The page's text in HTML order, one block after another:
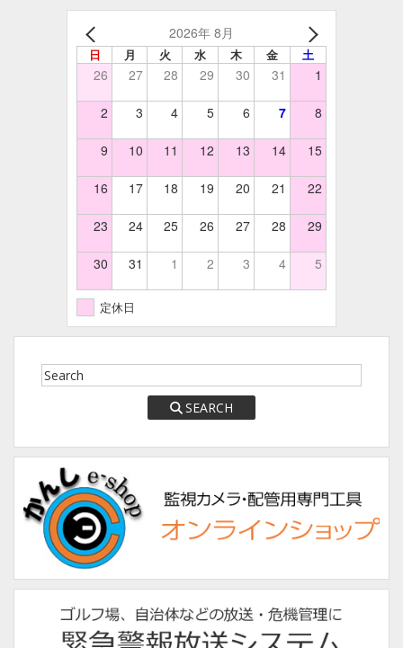
2026年 8月
日 月 火 水 木 金 土
26 27 28 29 30 31 1
2 3 4 5 6 7 8
9 10 11 12 13 14 15
16 17 18 19 20 21 22
23 24 25 26 27 28 29
30 31 1 2 3 4 5
定休日
SEARCH